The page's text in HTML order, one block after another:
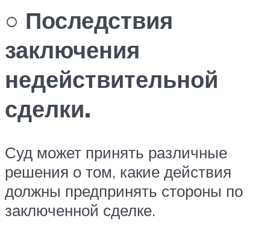
○ Последствия
заключения
недействительной
сделки.
Суд может принять различные
решения о том, какие действия
должны предпринять стороны по
заключенной сделке.